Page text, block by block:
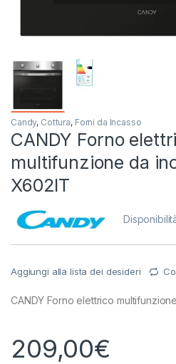
Candy, Cottura, Forni da Incasso
CANDY Forno
multifunzione da
X602IT
Aggiungi alla lista dei desideri
CANDY Forno elettrico
209,00€